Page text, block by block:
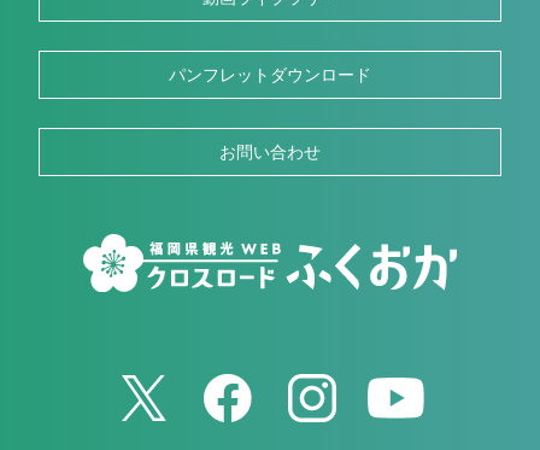
パンフレットダウンロード
お問い合わせ